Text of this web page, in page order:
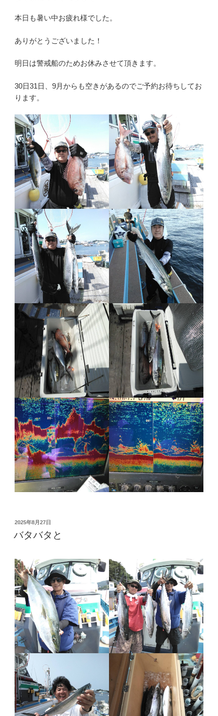
本日も暑い中お疲れ様でした。
ありがとうございました！
明日は警戒船のためお休みさせて頂きます。
30日31日、9月からも空きがあるのでご予約お待ちしてお
ります。
投
日:
2025年8月27日
バタバタと